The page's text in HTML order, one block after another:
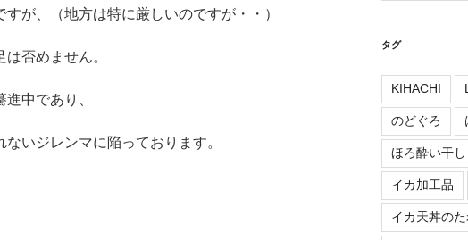
が、（地方は特に厳しいのですが・・）
否めません。
中であり、
いジレンマに陥っております。
タグ
KIHACHI
のどぐろ
ほろ酔い干し
イカ加工品
イカ天丼の